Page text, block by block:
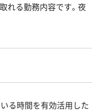
れる勤務内容です。夜
る時間を有効活用した